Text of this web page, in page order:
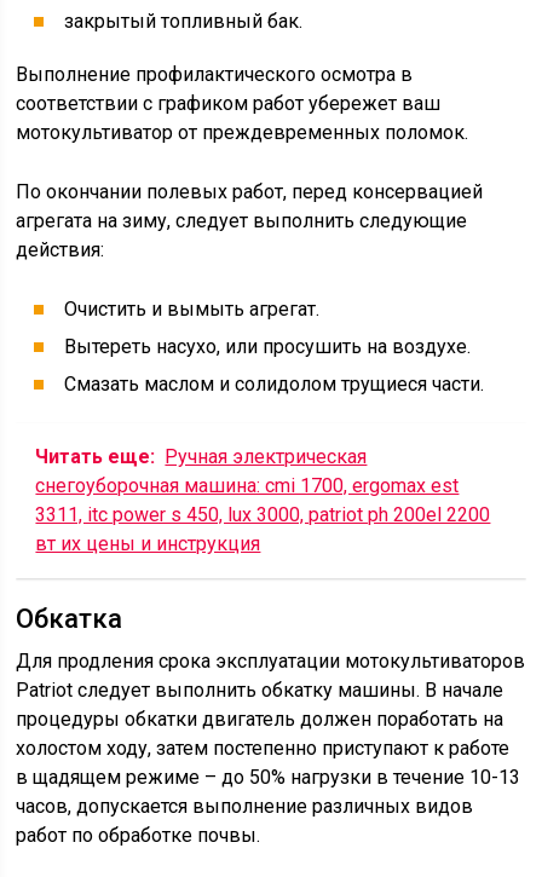
закрытый топливный бак.
Выполнение профилактического осмотра в
соответствии с графиком работ убережет ваш
мотокультиватор от преждевременных поломок.
По окончании полевых работ, перед консервацией
агрегата на зиму, следует выполнить следующие
действия:
Очистить и вымыть агрегат.
Вытереть насухо, или просушить на воздухе.
Смазать маслом и солидолом трущиеся части.
Читать еще: Ручная электрическая
снегоуборочная машина: cmi 1700, ergomax est
3311, itc power s 450, lux 3000, patriot ph 200el 2200
вт их цены и инструкция
Обкатка
Для продления срока эксплуатации мотокультиваторов
Patriot следует выполнить обкатку машины. В начале
процедуры обкатки двигатель должен поработать на
холостом ходу, затем постепенно приступают к работе
в щадящем режиме – до 50% нагрузки в течение 10-13
часов, допускается выполнение различных видов
работ по обработке почвы.